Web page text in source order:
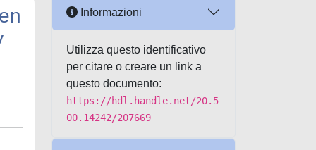
Informazioni
Utilizza questo identificativo
per citare o creare un link a
questo documento:
https://hdl.handle.net/20.5
00.14242/207669